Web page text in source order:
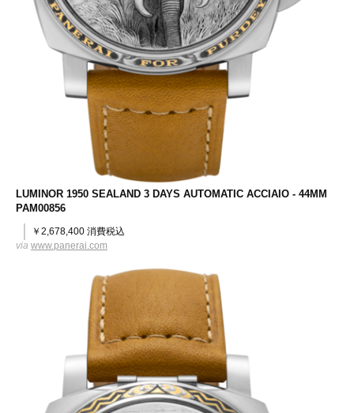
LUMINOR 1950 SEALAND 3 DAYS AUTOMATIC ACCIAIO - 44MM
PAM00856
￥2,678,400 消費税込
via www.panerai.com